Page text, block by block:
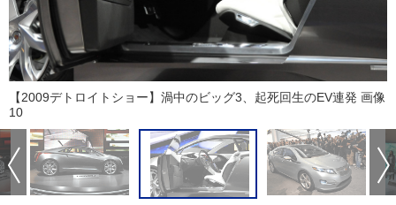
【2009デトロイトショー】渦中のビッグ3、起死回生のEV連発 画像
10